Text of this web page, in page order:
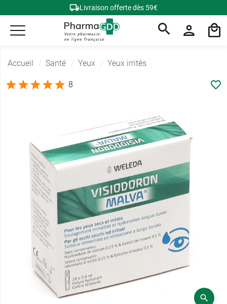
Livraison offerte dès 59€
Accueil Santé Yeux Yeux irrités
8